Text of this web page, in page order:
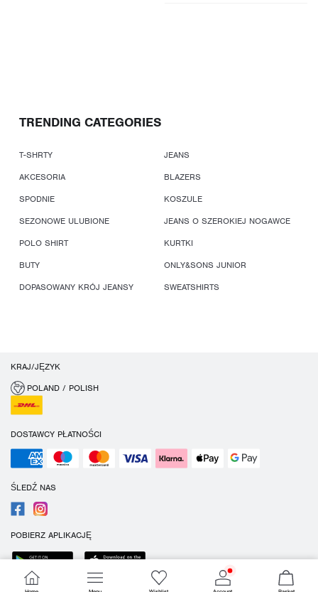
TRENDING CATEGORIES
T-SHRTY
JEANS
AKCESORIA
BLAZERS
SPODNIE
KOSZULE
SEZONOWE ULUBIONE
JEANS O SZEROKIEJ NOGAWCE
POLO SHIRT
KURTKI
BUTY
ONLY&SONS JUNIOR
DOPASOWANY KRÓJ JEANSY
SWEATSHIRTS
KRAJ/JĘZYK
POLAND / POLISH
DOSTAWCY PŁATNOŚCI
ŚLEDŹ NAS
POBIERZ APLIKACJĘ